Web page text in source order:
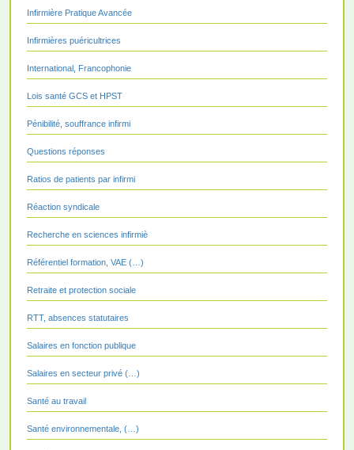
Infirmière Pratique Avancée
Infirmières puéricultrices
International, Francophonie
Lois santé GCS et HPST
Pénibilité, souffrance infirmi
Questions réponses
Ratios de patients par infirmi
Réaction syndicale
Recherche en sciences infirmiè
Référentiel formation, VAE (…)
Retraite et protection sociale
RTT, absences statutaires
Salaires en fonction publique
Salaires en secteur privé (…)
Santé au travail
Santé environnementale, (…)